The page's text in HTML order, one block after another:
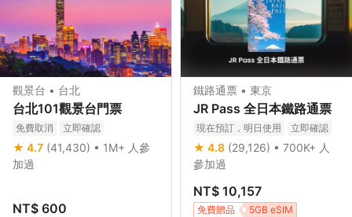
觀景台 • 台北
台北101觀景台門票
免費取消 立即確認
★ 4.7 (41,430) • 1M+ 人參
加過
NT$ 600
鐵路通票 • 東京
JR Pass 全日本鐵路通票
現在預訂，明日使用 立即確認
★ 4.8 (29,126) • 700K+ 人
參加過
NT$ 10,157
5GB eSIM
免費贈品